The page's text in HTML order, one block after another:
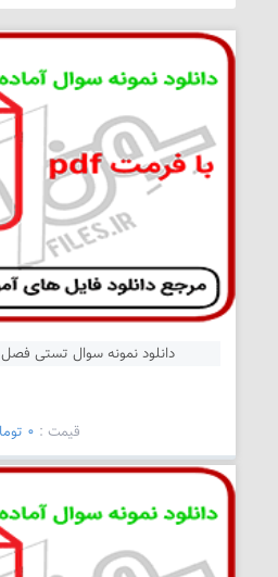
دانلود نمونه سوال تستی فصل 3 علوم هفتم pdf
قیمت : 0 تومان